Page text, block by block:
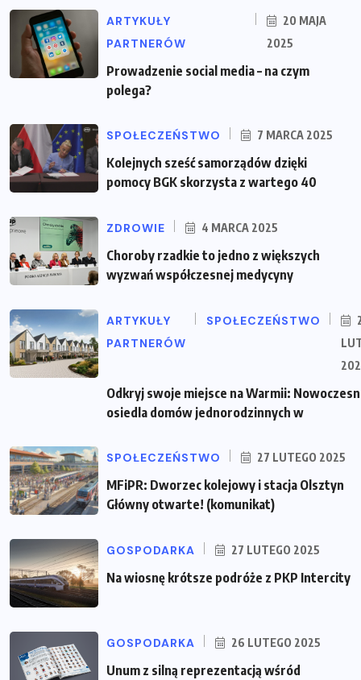
ARTYKUŁY
PARTNERÓW
20 MAJA
2025
Prowadzenie social media – na czym
polega?
SPOŁECZEŃSTWO 7 MARCA 2025
Kolejnych sześć samorządów dzięki
pomocy BGK skorzysta z wartego 40
ZDROWIE 4 MARCA 2025
Choroby rzadkie to jedno z większych
wyzwań współczesnej medycyny
ARTYKUŁY
PARTNERÓW
SPOŁECZEŃSTWO
Odkryj swoje miejsce na Warmii:
osiedla domów jednorodzinnych w
SPOŁECZEŃSTWO 27 LUTEGO 2025
MFiPR: Dworzec kolejowy i stacja Olsztyn
Główny otwarte! (komunikat)
GOSPODARKA 27 LUTEGO 2025
Na wiosnę krótsze podróże z PKP Intercity
GOSPODARKA 26 LUTEGO 2025
Unum z silną reprezentacją wśród